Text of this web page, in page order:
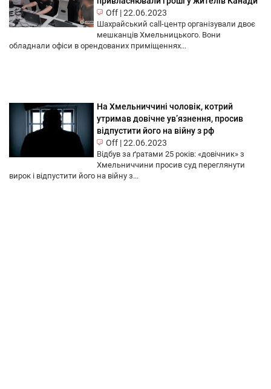
Off |22.06.2023
Шахрайський call-центр організували двоє
мешканців Хмельницького. Вони
обладнали офіси в орендованих приміщеннях...
На Хмельниччині чоловік, котрий
утримав довічне ув’язнення, просив
відпустити його на війну з рф
Off |22.06.2023
Відбув за ґратами 25 років: «довічник» з
Хмельниччини просив суд переглянути
вирок і відпустити його на війну з...